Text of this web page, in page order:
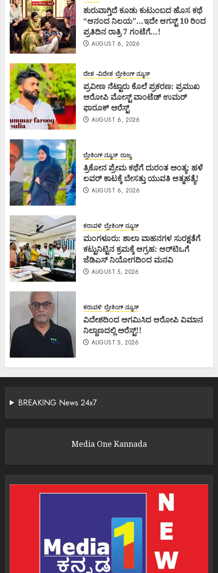
ಶುರುವಾಗ್ತಿದೆ ಕೂಡು ಕುಟುಂಬದ ಹೊಸ ಕಥೆ
“ಆನಂದ ನಿಲಯ”…ಇದೇ ಆಗಸ್ಟ್ 10 ರಿಂದ
ಪ್ರತಿದಿನ ರಾತ್ರಿ 7 ಗಂಟೆಗೆ…!
AUGUST 6, 2026
ದೇಶ -ವಿದೇಶ ಬ್ರೇಕಿಂಗ್ ನ್ಯೂಸ್
ಪ್ರವೀಣ ನೆಟ್ಟಾರು ಕೊಲೆ ಪ್ರಕರಣ: ಪ್ರಮುಖ
ಆರೋಪಿ ಮೋಸ್ಟ್ ವಾಂಟೆಡ್ ಉಮರ್
ಫಾರೂಕ್ ಅರೆಸ್ಟ್
AUGUST 6, 2026
ಬ್ರೇಕಿಂಗ್ ನ್ಯೂಸ್ ರಾಜ್ಯ
ತ್ರಿಕೋನ ಪ್ರೇಮ ಕಥೆಗೆ ದುರಂತ ಅಂತ್ಯ: ಹಳೆ
ಲವರ್ ಕಾಟಕ್ಕೆ ಬೇಸತ್ತು ಯುವತಿ ಆತ್ಮಹತ್ಯೆ!
AUGUST 6, 2026
ಕರಾವಳಿ ಬ್ರೇಕಿಂಗ್ ನ್ಯೂಸ್
ಮಂಗಳೂರು: ಶಾಲಾ ವಾಹನಗಳ ಸುರಕ್ಷತೆಗೆ
ಕಟ್ಟುನಿಟ್ಟಿನ ಕ್ರಮಕ್ಕೆ ಆಗ್ರಹ: ಆರ್‌ಟಿಒಗೆ
ಜೆಡಿಎಸ್ ನಿಯೋಗದಿಂದ ಮನವಿ
AUGUST 5, 2026
ಕರಾವಳಿ ಬ್ರೇಕಿಂಗ್ ನ್ಯೂಸ್
ವಿದೇಶದಿಂದ ಅಗಮಿಸಿದ ಆರೋಪಿ ವಿಮಾನ
ನಿಲ್ದಾಣದಲ್ಲಿ ಅರೆಸ್ಟ್‌!!
AUGUST 5, 2026
BREAKING News 24x7
Media One Kannada